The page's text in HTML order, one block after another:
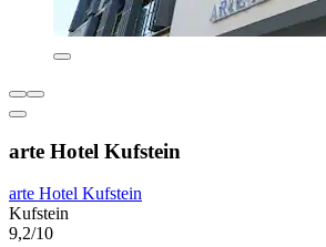
arte Hotel Kufstein
arte Hotel Kufstein
Kufstein
9,2/10